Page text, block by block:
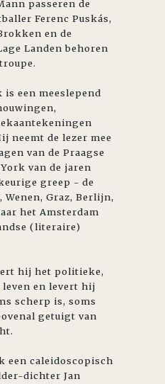
passeren de
Ferenc Puskás,
en de
Landen behoren
een meeslepend
neemt de lezer mee
van de Praagse
van de jaren
greep - de
Wenen, Graz, Berlijn,
het Amsterdam
(literaire)
hij het politieke,
en levert hij
scherp is, soms
getuigt van
een caleidoscopisch
dichter Jan